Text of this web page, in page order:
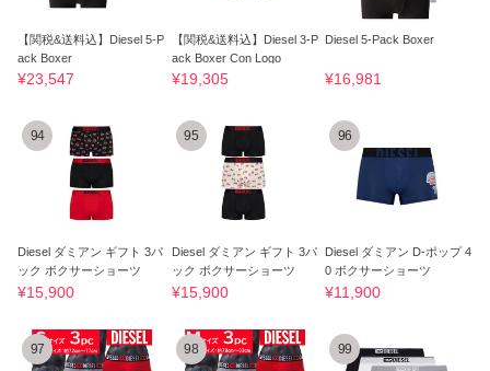
【関税&送料込】Diesel 5-P
ack Boxer
¥23,547
【関税&送料込】Diesel 3-P
ack Boxer Con Logo
¥19,305
Diesel 5-Pack Boxer
¥16,981
94
Diesel ダミアン ギフト 3パ
ック ボクサーショーツ
¥15,900
95
Diesel ダミアン ギフト 3パ
ック ボクサーショーツ
¥15,900
96
Diesel ダミアン D-ポップ 4
0 ボクサーショーツ
¥11,900
97 98 99